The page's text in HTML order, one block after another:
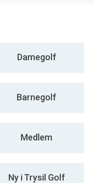
Damegolf
Barnegolf
Medlem
Ny i Trysil Golf